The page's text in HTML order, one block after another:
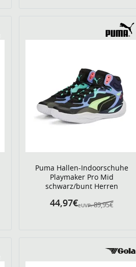
Puma Hallen-Indoorschuhe
Playmaker Pro Mid
schwarz/bunt Herren
eUVP: 89,95€
44,97€